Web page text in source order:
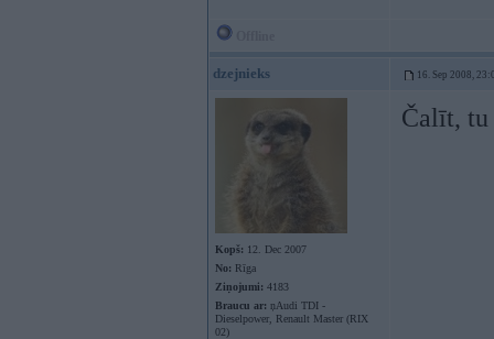
dzejnieks 16. Sep 2008,
Kopš: 12. Dec 2007
No: Rīga
Ziņojumi: 4183
Braucu ar: ņAudi TDI -
Dieselpower, Renault Master (RIX
02)
Čalīt,